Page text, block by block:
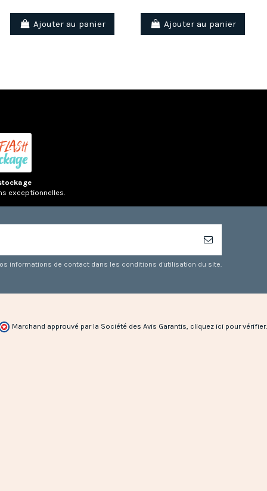
Ajouter au panier Ajouter au panier
exceptionnelles.
informations de contact dans les conditions d'utilisation du site.
Marchand approuvé par la Société des Avis Garantis, cliquez ici pour vérifier.